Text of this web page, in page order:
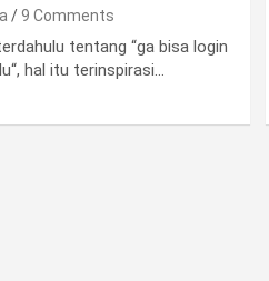
9 Comments
tentang “ga bisa login
hal itu terinspirasi…